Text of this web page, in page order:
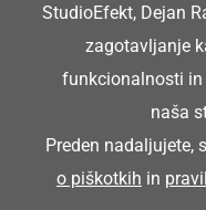
info@prlekija-on.net
StudioEfekt, Dejan
zagotavljanje
funkcionalnosti in
naša
Preden nadaljujete,
o piškotkih in